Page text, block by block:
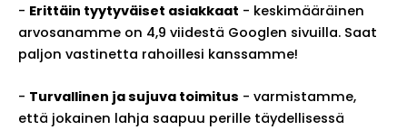
- Erittäin tyytyväiset asiakkaat - keskimääräinen
arvosanamme on 4,9 viidestä Googlen sivuilla. Saat
paljon vastinetta rahoillesi kanssamme!
- Turvallinen ja sujuva toimitus - varmistamme,
että jokainen lahja saapuu perille täydellisessä